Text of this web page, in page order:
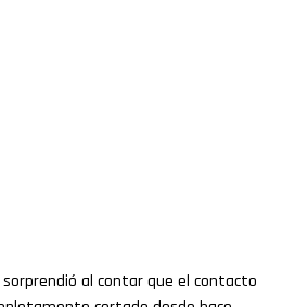
al contar que el contacto